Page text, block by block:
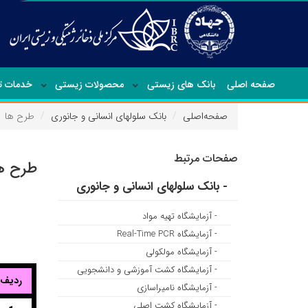
صفحه اصلی بانک های زیستی محصولات زیستی
صفحه‌اصلی بانک سلولهای انسانی و جانوری طرح ها
طرح
ردیف
صفحات مرتبط
- بانک سلولهای انسانی و جانوری
- آزمایشگاه تهیه مواد
- آزمایشگاه Real-Time PCR
- آزمایشگاه مولکولی
- آزمایشگاه کشت آموزشی و دانشجویی
- آزمایشگاه نامیراسازی